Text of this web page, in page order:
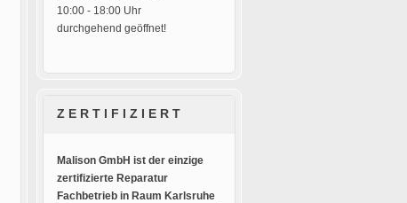
10:00 - 18:00 Uhr
durchgehend geöffnet!
Z E R T I F I Z I E R T
Malison GmbH ist der einzige
zertifizierte Reparatur
Fachbetrieb in Raum Karlsruhe